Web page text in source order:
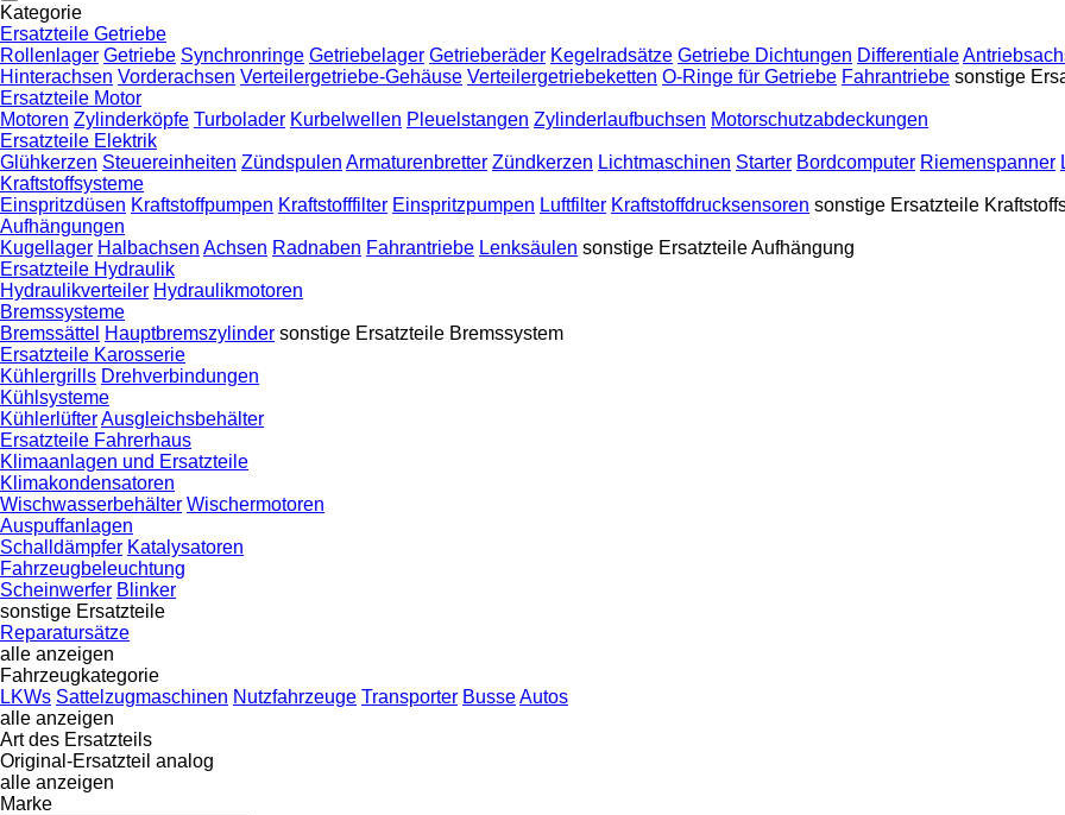
Kategorie
Ersatzteile Getriebe
Rollenlager Getriebe Synchronringe Getriebelager Getrieberäder Kegelradsätze Getriebe Dichtungen Differentiale
Hinterachsen Vorderachsen Verteilergetriebe-Gehäuse Verteilergetriebeketten O-Ringe für Getriebe Fahrantriebe sonstige
Ersatzteile Motor
Motoren Zylinderköpfe Turbolader Kurbelwellen Pleuelstangen Zylinderlaufbuchsen Motorschutzabdeckungen
Ersatzteile Elektrik
Glühkerzen Steuereinheiten Zündspulen Armaturenbretter Zündkerzen Lichtmaschinen Starter Bordcomputer Riemenspanner
Kraftstoffsysteme
Einspritzdüsen Kraftstoffpumpen Kraftstofffilter Einspritzpumpen Luftfilter Kraftstoffdrucksensoren sonstige Ersatzteile
Aufhängungen
Kugellager Halbachsen Achsen Radnaben Fahrantriebe Lenksäulen sonstige Ersatzteile Aufhängung
Ersatzteile Hydraulik
Hydraulikverteiler Hydraulikmotoren
Bremssysteme
Bremssättel Hauptbremszylinder sonstige Ersatzteile Bremssystem
Ersatzteile Karosserie
Kühlergrills Drehverbindungen
Kühlsysteme
KühlerlüfterAusgleichsbehälter
Ersatzteile Fahrerhaus
Klimaanlagen und Ersatzteile
Klimakondensatoren
Wischwasserbehälter Wischermotoren
Auspuffanlagen
Schalldämpfer Katalysatoren
Fahrzeugbeleuchtung
Scheinwerfer Blinker
sonstige Ersatzteile
Reparatursätze
alle anzeigen
Fahrzeugkategorie
LKWs Sattelzugmaschinen Nutzfahrzeuge Transporter BusseAutos
alle anzeigen
Art des Ersatzteils
Original-Ersatzteil analog
alle anzeigen
Marke